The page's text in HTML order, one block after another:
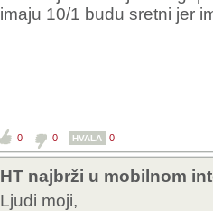
imaju 10/1 budu sretni jer
0 0 HVALA 0
HT najbrži u mobilnom
Ljudi moji,